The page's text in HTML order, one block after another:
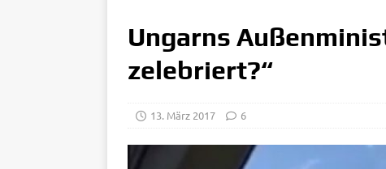
Ungarns
zelebriert?“
13. März 2017 6